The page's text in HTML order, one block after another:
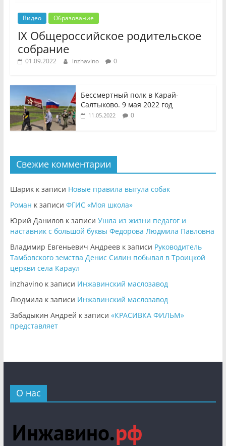
Видео Образование
IX Общероссийское родительское
собрание
01.09.2022 inzhavino 0
Бессмертный полк в Карай-
Салтыково. 9 мая 2022 год
11.05.2022 0
Свежие комментарии
Шарикк записи Новые правила выгула собак
Роман к записи ФГИС «Моя школа»
Юрий Даниловк записи Ушла из жизни педагог и
наставник с большой буквы Федорова Людмила Павловна
Владимир Евгеньевич Андреевк записи Руководитель
Тамбовского земства Денис Силин побывал в Троицкой
церкви села Караул
inzhavinoк записи Инжавинский маслозавод
Людмила к записи Инжавинский маслозавод
Забадыкин Андрей к записи «КРАСИВКА ФИЛЬМ»
представляет
О нас